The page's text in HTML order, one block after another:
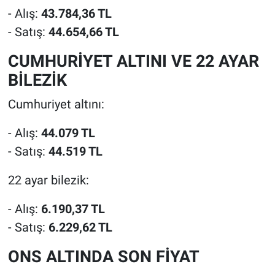
- Alış: 43.784,36 TL
- Satış: 44.654,66 TL
CUMHURİYET ALTINI VE 22 AYAR
BİLEZİK
Cumhuriyet altını:
- Alış: 44.079 TL
- Satış: 44.519 TL
22 ayar bilezik:
- Alış: 6.190,37 TL
- Satış: 6.229,62 TL
ONS ALTINDA SON FİYAT